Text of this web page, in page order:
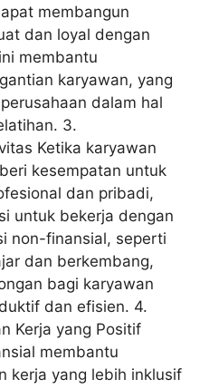
membangun
dan loyal dengan
membantu
karyawan, yang
dalam hal
3.
Ketika karyawan
kesempatan untuk
dan pribadi,
untuk bekerja dengan
non-finansial, seperti
dan berkembang,
bagi karyawan
dan efisien. 4.
Kerja yang Positif
membantu
kerja yang lebih inklusif